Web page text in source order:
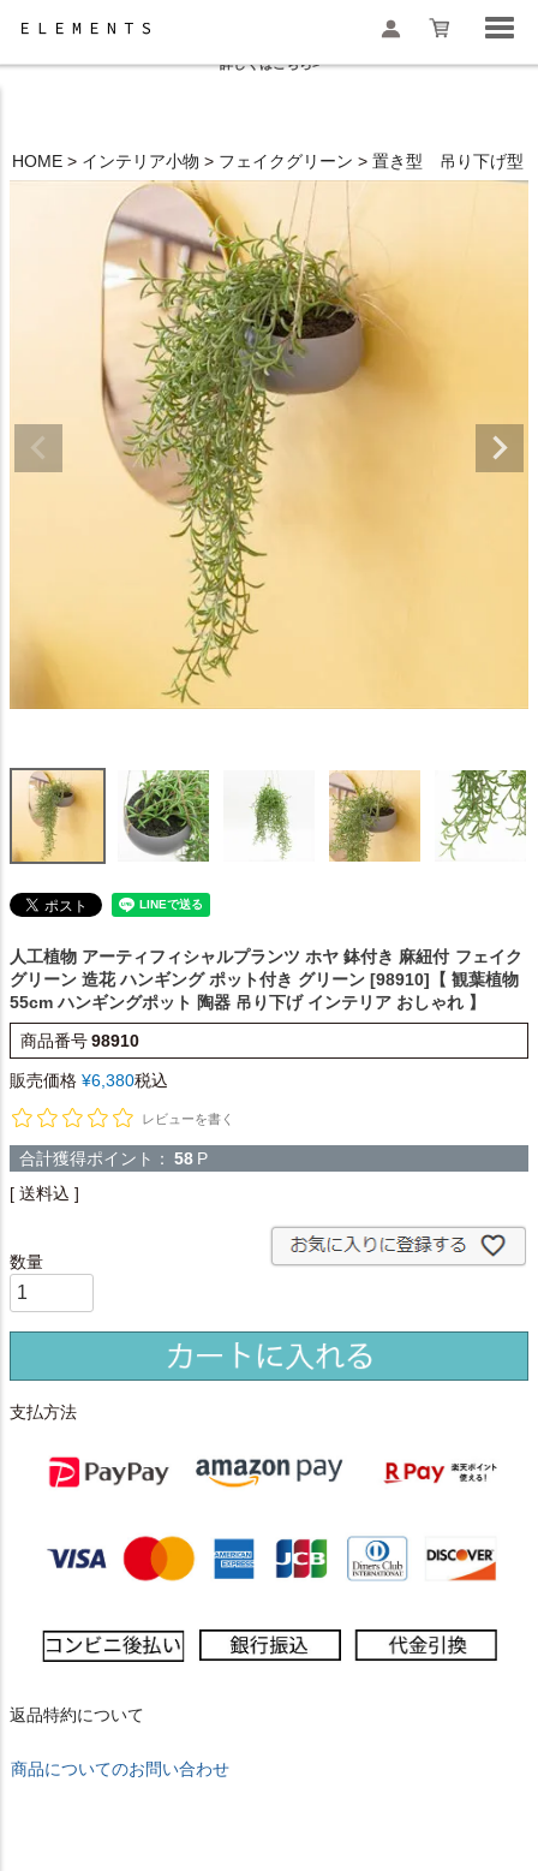
検索
夏季休業と一部地域配送遅延のお知らせ
詳しくはこちら>
HOME インテリア小物 フェイクグリーン 置き型 吊り下げ型
人工植物 アーティフィシャルプランツ ホヤ 鉢付き 麻紐付 フェイク
グリーン 造花 ハンギング ポット付き グリーン [98910]【 観葉植物
55cm ハンギングポット 陶器 吊り下げ インテリア おしゃれ 】
商品番号98910
販売価格 ¥6,380税込
レビューを書く
合計獲得ポイント： 58 P
送料込
支払方法
返品特約について
商品についてのお問い合わせ